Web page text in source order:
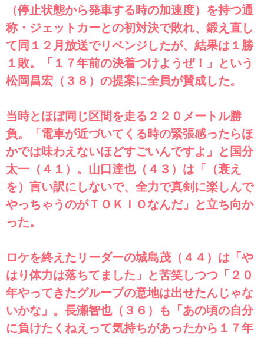
（停止状態から発車する時の加速度）を持つ通
称・ジェットカーとの初対決で敗れ、鍛え直し
て同１２月放送でリベンジしたが、結果は１勝
１敗。「１７年前の決着つけようぜ！」という
松岡昌宏（３８）の提案に全員が賛成した。
当時とほぼ同じ区間を走る２２０メートル勝
負。「電車が近づいてくる時の緊張感ったらほ
かでは味わえないほどすごいんですよ」と国分
太一（４１）。山口達也（４３）は「（衰え
を）言い訳にしないで、全力で真剣に楽しんで
やっちゃうのがＴＯＫＩＯなんだ」と立ち向か
った。
ロケを終えたリーダーの城島茂（４４）は「や
はり体力は落ちてました」と苦笑しつつ「２０
年やってきたグループの意地は出せたんじゃな
いかな」。長瀬智也（３６）も「あの頃の自分
に負けたくねえって気持ちがあったから１７年